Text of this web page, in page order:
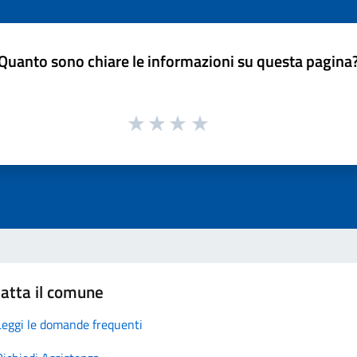
sono chiare le informazioni su questa
il comune
le domande frequenti